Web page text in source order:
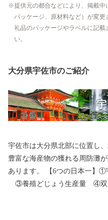
提供元の都合などにより、掲載中
パッケージ、原材料など）が変
礼品のパッケージやラベルに記
い。
大分県宇佐市のご紹介
宇佐市は大分県北部に位置し
豊富な海産物の獲れる周防灘
あります。 【6つの日本一】①宇佐神宮 ②麦焼酎出荷量（※）
③養殖どじょう生産量 ④
らあげ専門店 ⑥グリーンツーリズム ※「酒類製造